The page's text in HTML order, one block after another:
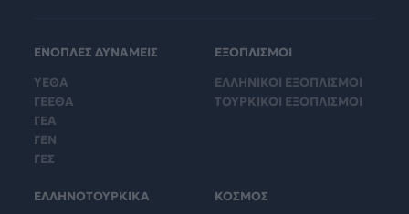
ΕΝΟΠΛΕΣ ΔΥΝΑΜΕΙΣ
ΥΕΘΑ
ΓΕΕΘΑ
ΓΕΑ
ΓΕΝ
ΓΕΣ
ΕΞΟΠΛΙΣΜΟΙ
ΕΛΛΗΝΙΚΟΙ ΕΞΟΠΛΙΣΜΟΙ
ΤΟΥΡΚΙΚΟΙ ΕΞΟΠΛΙΣΜΟΙ
ΕΛΛΗΝΟΤΟΥΡΚΙΚΑ
ΚΟΣΜΟΣ